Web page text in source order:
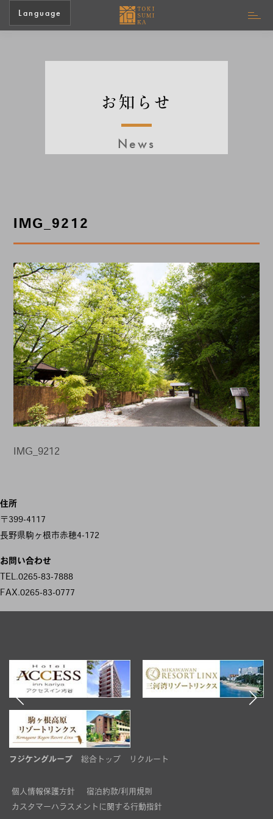
Language
お知らせ
News
IMG_9212
稿
ナ
ビ
ゲ
ー
ン
IMG_9212
住所
〒399-4117
長野県駒ヶ根市赤穂4-172
お問い合わせ
TEL.0265-83-7888
FAX.0265-83-0777
フジケングループ 総合トップ リクルート
個人情報保護方針
宿泊約款/利用規則
カスタマーハラスメントに関する行動指針